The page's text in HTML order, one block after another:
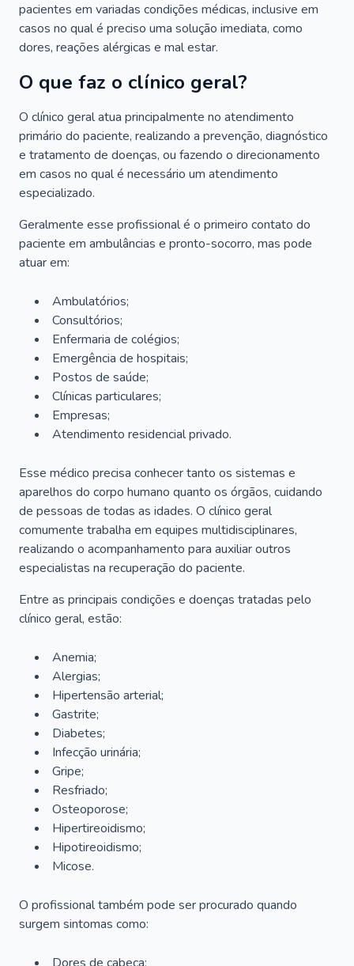
pacientes em variadas condições médicas, inclusive em
casos no qual é preciso uma solução imediata, como
dores, reações alérgicas e mal estar.
O que faz o clínico geral?
O clínico geral atua principalmente no atendimento
primário do paciente, realizando a prevenção, diagnóstico
e tratamento de doenças, ou fazendo o direcionamento
em casos no qual é necessário um atendimento
especializado.
Geralmente esse profissional é o primeiro contato do
paciente em ambulâncias e pronto-socorro, mas pode
atuar em:
Ambulatórios;
Consultórios;
Enfermaria de colégios;
Emergência de hospitais;
Postos de saúde;
Clínicas particulares;
Empresas;
Atendimento residencial privado.
Esse médico precisa conhecer tanto os sistemas e
aparelhos do corpo humano quanto os órgãos, cuidando
de pessoas de todas as idades. O clínico geral
comumente trabalha em equipes multidisciplinares,
realizando o acompanhamento para auxiliar outros
especialistas na recuperação do paciente.
Entre as principais condições e doenças tratadas pelo
clínico geral, estão:
Anemia;
Alergias;
Hipertensão arterial;
Gastrite;
Diabetes;
Infecção urinária;
Gripe;
Resfriado;
Osteoporose;
Hipertireoidismo;
Hipotireoidismo;
Micose.
O profissional também pode ser procurado quando
surgem sintomas como: